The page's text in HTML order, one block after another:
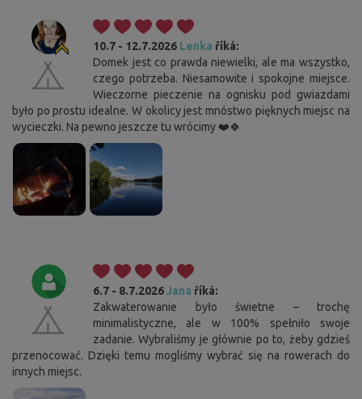
10.7 - 12.7.2026 Lenka říká:
Domek jest co prawda niewielki, ale ma wszystko,
czego potrzeba. Niesamowite i spokojne miejsce.
Wieczorne pieczenie na ognisku pod gwiazdami
było po prostu idealne. W okolicy jest mnóstwo pięknych miejsc na
wycieczki. Na pewno jeszcze tu wrócimy ❤️🍀
6.7 - 8.7.2026Jana říká:
Zakwaterowanie było świetne – trochę
minimalistyczne, ale w 100% spełniło swoje
zadanie. Wybraliśmy je głównie po to, żeby gdzieś
przenocować. Dzięki temu mogliśmy wybrać się na rowerach do
innych miejsc.